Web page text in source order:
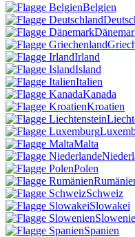
Belgien
Irland
Island
Italien
Kanada
Kroatien
Malta
Polen
Schweiz
Slowakei
Spanien